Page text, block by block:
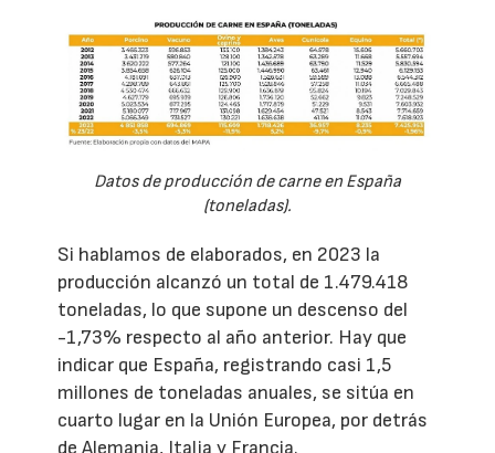
Datos de producción de carne en España
(toneladas).
Si hablamos de elaborados, en 2023 la
producción alcanzó un total de 1.479.418
toneladas, lo que supone un descenso del
-1,73% respecto al año anterior. Hay que
indicar que España, registrando casi 1,5
millones de toneladas anuales, se sitúa en
cuarto lugar en la Unión Europea, por detrás